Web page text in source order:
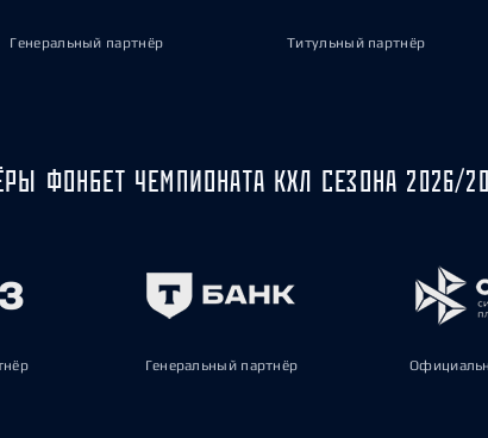
Генеральный партнёр Титульный партнёр
ФОНБЕТ ЧЕМПИОНАТА КХЛ СЕЗОНА 2026/
Генеральный партнёр